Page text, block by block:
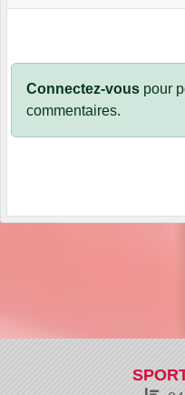
Connectez-vous pour
commentaires.